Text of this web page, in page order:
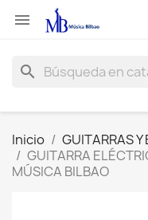

search
Inicio GUITARRAS Y
GUITARRA
MÚSICA BILBAO